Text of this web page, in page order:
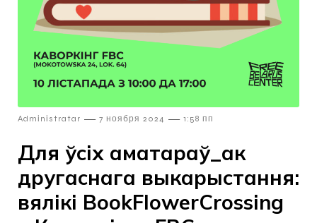
Admіnіstratar — 7 ноября 2024 — 1:58 пп
Для ўсіх аматараў_ак
другаснага выкарыстання:
вялікі BookFlowerCrossing